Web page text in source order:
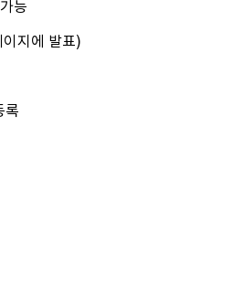
능
지에 발표)
록